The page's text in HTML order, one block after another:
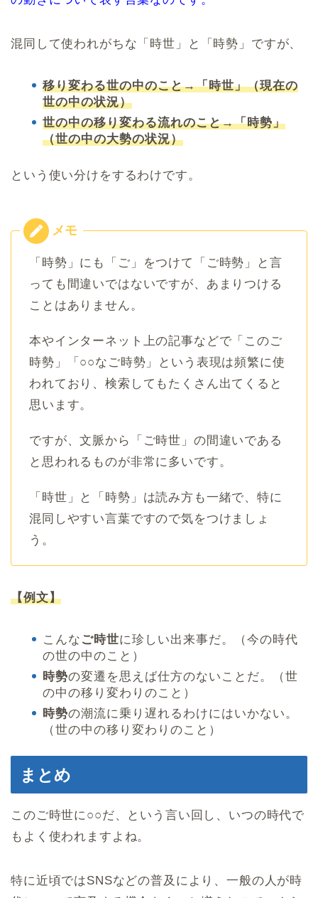
混同して使われがちな「時世」と「時勢」ですが、
移り変わる世の中のこと→「時世」（現在の
世の中の状況）
世の中の移り変わる流れのこと→「時勢」
（世の中の大勢の状況）
という使い分けをするわけです。
「時勢」にも「ご」をつけて「ご時勢」と言
っても間違いではないですが、あまりつける
ことはありません。
本やインターネット上の記事などで「このご
時勢」「○○なご時勢」という表現は頻繁に使
われており、検索してもたくさん出てくると
思います。
ですが、文脈から「ご時世」の間違いである
と思われるものが非常に多いです。
「時世」と「時勢」は読み方も一緒で、特に
混同しやすい言葉ですので気をつけましょ
う。
【例文】
こんな ご時世に珍しい出来事だ。（今の時代
の世の中のこと）
時勢の変遷を思えば仕方のないことだ。（世
の中の移り変わりのこと）
時勢の潮流に乗り遅れるわけにはいかない。
（世の中の移り変わりのこと）
まとめ
このご時世に○○だ、という言い回し、いつの時代で
もよく使われますよね。
特に近頃ではSNSなどの普及により、一般の人が時